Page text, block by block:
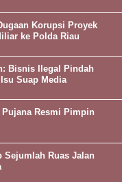
Korupsi Proyek
ke Polda Riau
Bisnis Ilegal Pindah
Suap Media
Resmi Pimpin
Sejumlah Ruas Jalan